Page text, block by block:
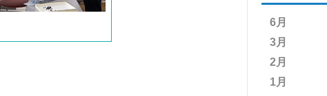
6月
3月
2月
1月